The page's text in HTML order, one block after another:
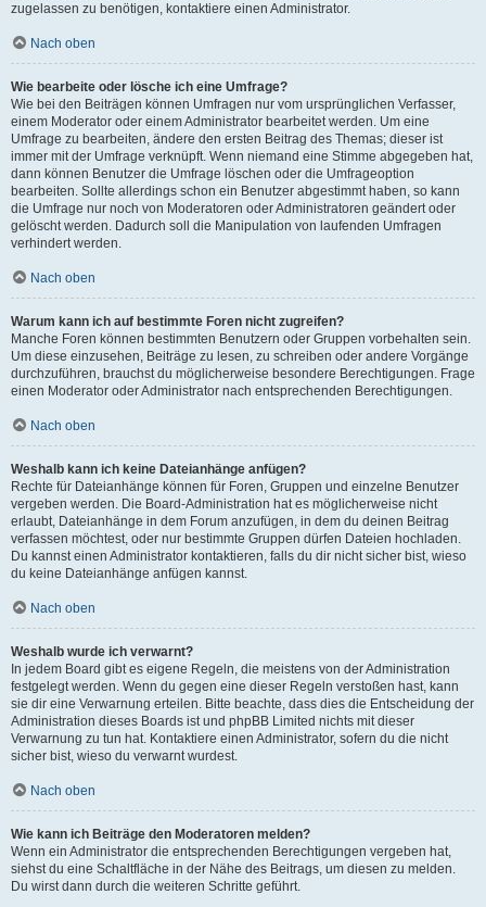
zugelassen zu benötigen, kontaktiere einen Administrator.
Nach oben
Wie bearbeite oder lösche ich eine Umfrage?
Wie bei den Beiträgen können Umfragen nur vom ursprünglichen Verfasser,
einem Moderator oder einem Administrator bearbeitet werden. Um eine
Umfrage zu bearbeiten, ändere den ersten Beitrag des Themas; dieser ist
immer mit der Umfrage verknüpft. Wenn niemand eine Stimme abgegeben hat,
dann können Benutzer die Umfrage löschen oder die Umfrageoption
bearbeiten. Sollte allerdings schon ein Benutzer abgestimmt haben, so kann
die Umfrage nur noch von Moderatoren oder Administratoren geändert oder
gelöscht werden. Dadurch soll die Manipulation von laufenden Umfragen
verhindert werden.
Nach oben
Warum kann ich auf bestimmte Foren nicht zugreifen?
Manche Foren können bestimmten Benutzern oder Gruppen vorbehalten sein.
Um diese einzusehen, Beiträge zu lesen, zu schreiben oder andere Vorgänge
durchzuführen, brauchst du möglicherweise besondere Berechtigungen. Frage
einen Moderator oder Administrator nach entsprechenden Berechtigungen.
Nach oben
Weshalb kann ich keine Dateianhänge anfügen?
Rechte für Dateianhänge können für Foren, Gruppen und einzelne Benutzer
vergeben werden. Die Board-Administration hat es möglicherweise nicht
erlaubt, Dateianhänge in dem Forum anzufügen, in dem du deinen Beitrag
verfassen möchtest, oder nur bestimmte Gruppen dürfen Dateien hochladen.
Du kannst einen Administrator kontaktieren, falls du dir nicht sicher bist, wieso
du keine Dateianhänge anfügen kannst.
Nach oben
Weshalb wurde ich verwarnt?
In jedem Board gibt es eigene Regeln, die meistens von der Administration
festgelegt werden. Wenn du gegen eine dieser Regeln verstoßen hast, kann
sie dir eine Verwarnung erteilen. Bitte beachte, dass dies die Entscheidung der
Administration dieses Boards ist und phpBB Limited nichts mit dieser
Verwarnung zu tun hat. Kontaktiere einen Administrator, sofern du die nicht
sicher bist, wieso du verwarnt wurdest.
Nach oben
Wie kann ich Beiträge den Moderatoren melden?
Wenn ein Administrator die entsprechenden Berechtigungen vergeben hat,
siehst du eine Schaltfläche in der Nähe des Beitrags, um diesen zu melden.
Du wirst dann durch die weiteren Schritte geführt.